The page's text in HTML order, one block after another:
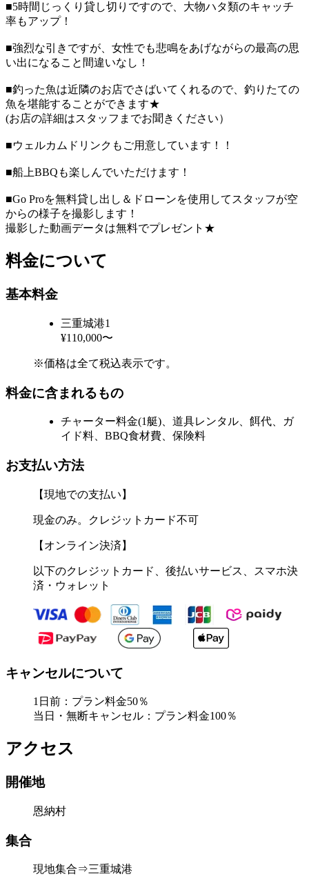
■5時間じっくり貸し切りですので、大物ハタ類のキャッチ
率もアップ！
■強烈な引きですが、女性でも悲鳴をあげながらの最高の思
い出になること間違いなし！
■釣った魚は近隣のお店でさばいてくれるので、釣りたての
魚を堪能することができます★
(お店の詳細はスタッフまでお聞きください）
■ウェルカムドリンクもご用意しています！！
■船上BBQも楽しんでいただけます！
■Go Proを無料貸し出し＆ドローンを使用してスタッフが空
からの様子を撮影します！
撮影した動画データは無料でプレゼント★
料金について
基本料金
三重城港1
¥110,000〜
※価格は全て税込表示です。
料金に含まれるもの
チャーター料金(1艇)、道具レンタル、餌代、ガ
イド料、BBQ食材費、保険料
お支払い方法
【現地での支払い】
現金のみ。クレジットカード不可
【オンライン決済】
以下のクレジットカード、後払いサービス、スマホ決
済・ウォレット
キャンセルについて
1日前：プラン料金50％
当日・無断キャンセル：プラン料金100％
アクセス
開催地
恩納村
集合
現地集合⇒三重城港